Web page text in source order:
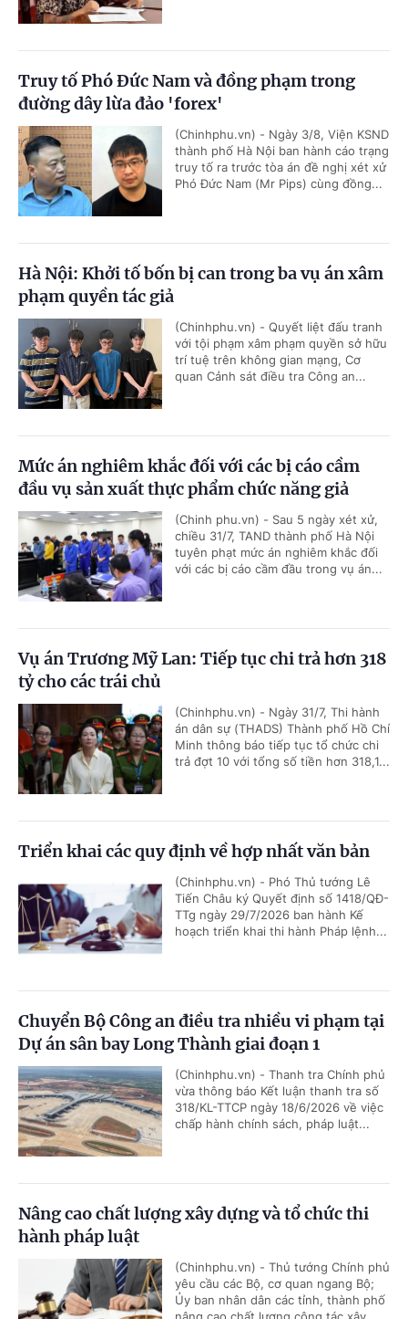
Truy tố Phó Đức Nam và đồng phạm trong
đường dây lừa đảo 'forex'
(Chinhphu.vn) - Ngày 3/8, Viện KSND
thành phố Hà Nội ban hành cáo trạng
truy tố ra trước tòa án đề nghị xét xử
Phó Đức Nam (Mr Pips) cùng đồng...
Hà Nội: Khởi tố bốn bị can trong ba vụ án xâm
phạm quyền tác giả
(Chinhphu.vn) - Quyết liệt đấu tranh
với tội phạm xâm phạm quyền sở hữu
trí tuệ trên không gian mạng, Cơ
quan Cảnh sát điều tra Công an...
Mức án nghiêm khắc đối với các bị cáo cầm
đầu vụ sản xuất thực phẩm chức năng giả
(Chinh phu.vn) - Sau 5 ngày xét xử,
chiều 31/7, TAND thành phố Hà Nội
tuyên phạt mức án nghiêm khắc đối
với các bị cáo cầm đầu trong vụ án...
Vụ án Trương Mỹ Lan: Tiếp tục chi trả hơn 318
tỷ cho các trái chủ
(Chinhphu.vn) - Ngày 31/7, Thi hành
án dân sự (THADS) Thành phố Hồ Chí
Minh thông báo tiếp tục tổ chức chi
trả đợt 10 với tổng số tiền hơn 318,1...
Triển khai các quy định về hợp nhất văn bản
(Chinhphu.vn) - Phó Thủ tướng Lê
Tiến Châu ký Quyết định số 1418/QĐ-
TTg ngày 29/7/2026 ban hành Kế
hoạch triển khai thi hành Pháp lệnh...
Chuyển Bộ Công an điều tra nhiều vi phạm tại
Dự án sân bay Long Thành giai đoạn 1
(Chinhphu.vn) - Thanh tra Chính phủ
vừa thông báo Kết luận thanh tra số
318/KL-TTCP ngày 18/6/2026 về việc
chấp hành chính sách, pháp luật...
Nâng cao chất lượng xây dựng và tổ chức thi
hành pháp luật
(Chinhphu.vn) - Thủ tướng Chính phủ
yêu cầu các Bộ, cơ quan ngang Bộ;
Ủy ban nhân dân các tỉnh, thành phố